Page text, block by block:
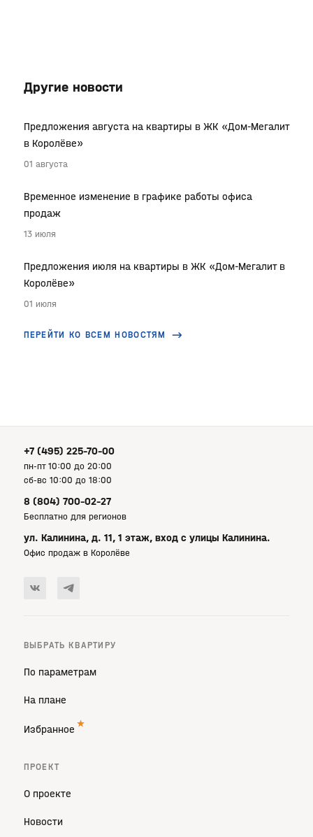
Другие новости
ПЕРЕЙТИ КО ВСЕМ НОВОСТЯМ
Предложения августа на квартиры в ЖК «Дом-Мегалит
в Королёве»
01 августа
Временное изменение в графике работы офиса
продаж
13 июля
Предложения июля на квартиры в ЖК «Дом-Мегалит в
Королёве»
01 июля
+7 (495) 225-70-00
пн-пт 10:00 до 20:00
сб-вс 10:00 до 18:00
8 (804) 700-02-27
Бесплатно для регионов
ул. Калинина, д. 11, 1 этаж, вход с улицы Калинина.
Офис продаж в Королёве
ПРОЕКТ
О проекте
Новости
ВЫБРАТЬ КВАРТИРУ
По параметрам
На плане
Избранное